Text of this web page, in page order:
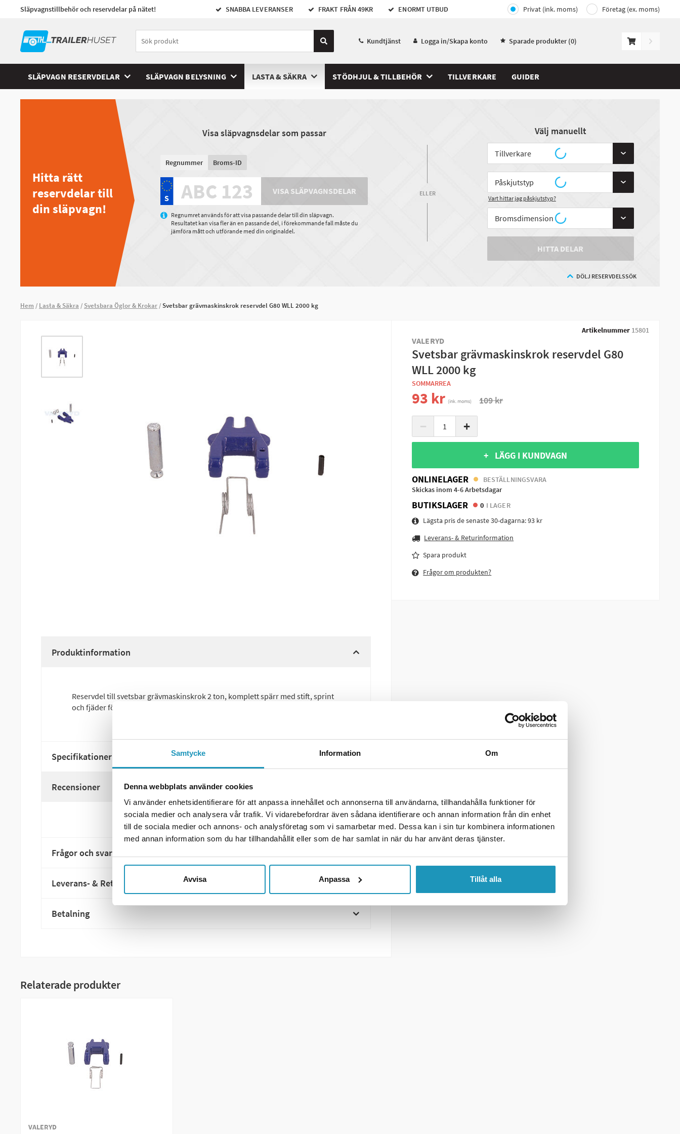
Samtycke Information Om
Denna webbplats använder cookies
Vi använder enhetsidentifierare för att anpassa innehållet och annonserna till användarna, tillhandahålla funktioner för
sociala medier och analysera vår trafik. Vi vidarebefordrar även sådana identifierare och annan information från din enhet
till de sociala medier och annons- och analysföretag som vi samarbetar med. Dessa kan i sin tur kombinera informationen
med annan information som du har tillhandahållit eller som de har samlat in när du har använt deras tjänster.
Avvisa Anpassa Tillåt alla
Släpvagnstillbehör och reservdelar på nätet! SNABBA LEVERANSER FRAKT FRÅN 49KR ENORMT UTBUD Privat (ink. moms) Företag (ex. moms)
Kundtjänst Logga in/Skapa konto Sparade produkter (0)
SLÄPVAGN RESERVDELAR SLÄPVAGN BELYSNING LASTA & SÄKRA STÖDHJUL & TILLBEHÖR TILLVERKARE GUIDER
Hitta rätt
reservdelar till
din släpvagn!
Visa släpvagnsdelar som passar
Regnummer Broms-ID
VISA SLÄPVAGNSDELAR
Regnumret används för att visa passande delar till din släpvagn.
Resultatet kan visa fler än en passande del, i förekommande fall måste du
jämföra mått och utförande med din originaldel.
ELLER
Välj manuellt
Vart hittar jag påskjutstyp?
HITTA DELAR
DÖLJ RESERVDELSSÖK
Hem Lasta & Säkra Svetsbara Öglor & Krokar Svetsbar grävmaskinskrok reservdel G80 WLL 2000 kg
Artikelnummer 15801
VALERYD
Svetsbar grävmaskinskrok reservdel G80
WLL 2000 kg
SOMMARREA
93 kr (ink. moms) 109 kr
− +
+ LÄGG I KUNDVAGN
ONLINELAGER
BESTÄLLNINGSVARA
Skickas inom 4-6 Arbetsdagar
BUTIKSLAGER 0 I LAGER
Lägsta pris de senaste 30-dagarna:93 kr
Leverans- & Returinformation
Spara produkt
Frågor om produkten?
Produktinformation
Reservdel till svetsbar grävmaskinskrok 2 ton, komplett spärr med stift, sprint
och fjäder för att renovera grävmaskinskroken om den fått sig en smäll.
Specifikationer
Recensioner
Frågor och svar
Leverans- & Returinformation
Betalning
Relaterade produkter
VALERYD